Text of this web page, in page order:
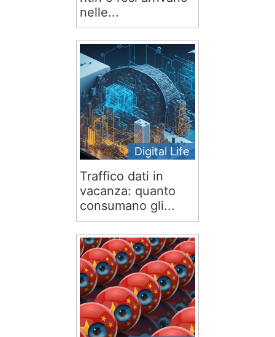
nelle...
Digital Life
Traffico dati in
vacanza: quanto
consumano gli...